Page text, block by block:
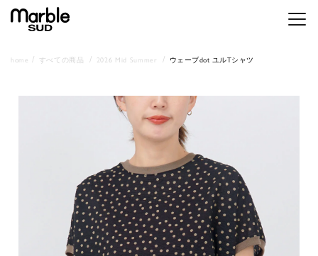
メニ
home すべての商品 2026 Mid Summer ウェーブdot ユルTシャツ